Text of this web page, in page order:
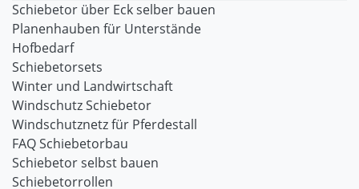
Schiebetor über Eck selber bauen
Planenhauben für Unterstände
Hofbedarf
Schiebetorsets
Winter und Landwirtschaft
Windschutz Schiebetor
Windschutznetz für Pferdestall
FAQ Schiebetorbau
Schiebetor selbst bauen
Schiebetorrollen